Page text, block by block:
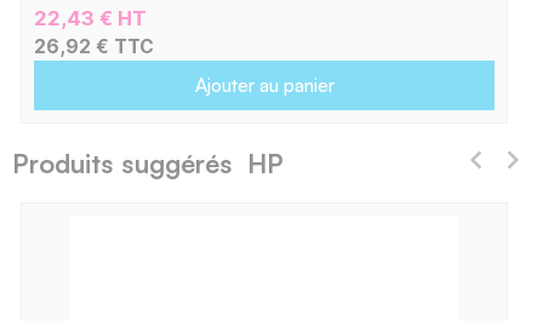
22,43 € HT
26,92 € TTC
Ajouter au panier
Produits suggérés HP